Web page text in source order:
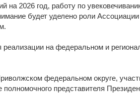
на 2026 год, работу по
будет уделено роли
на федеральном и
федеральном округе,
представителя